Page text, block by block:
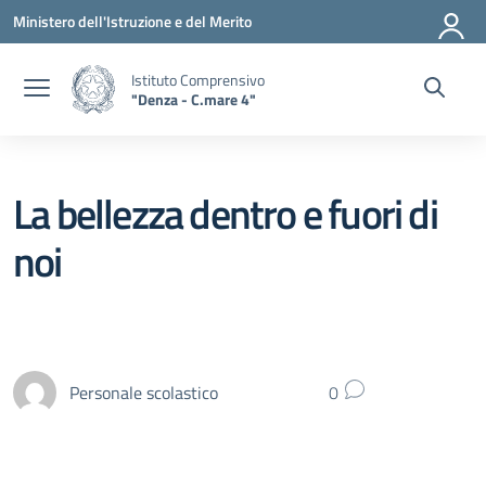
Vai ai contenuti
Vai al menu di navigazione
Vai al footer
Ministero dell'Istruzione e del Merito
Istituto Comprensivo
"Denza - C.mare 4"
La bellezza dentro e fuori di
noi
Personale scolastico 0